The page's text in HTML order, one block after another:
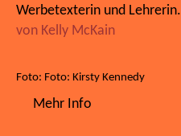
Werbetexterin und Lehrerin.
von Kelly McKain
Foto: Foto: Kirsty Kennedy
Mehr Info